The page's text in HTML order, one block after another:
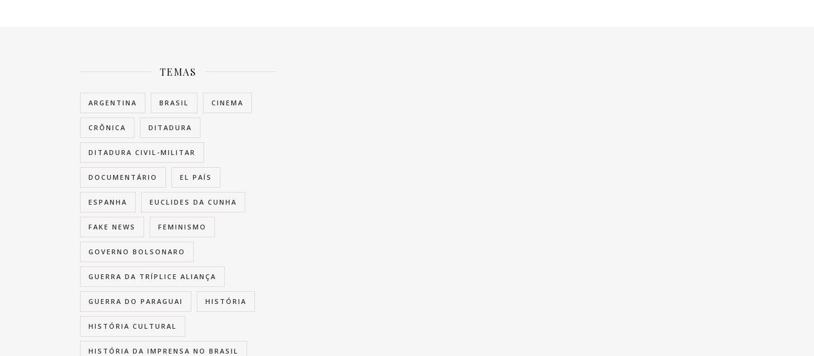
TEMAS
ARGENTINA BRASIL CINEMA
CRÔNICA DITADURA
DITADURA CIVIL-MILITAR
DOCUMENTÁRIO EL PAÍS
ESPANHA EUCLIDES DA CUNHA
FAKE NEWS FEMINISMO
GOVERNO BOLSONARO
GUERRA DA TRÍPLICE ALIANÇA
GUERRA DO PARAGUAI HISTÓRIA
HISTÓRIA CULTURAL
HISTÓRIA DA IMPRENSA NO BRASIL